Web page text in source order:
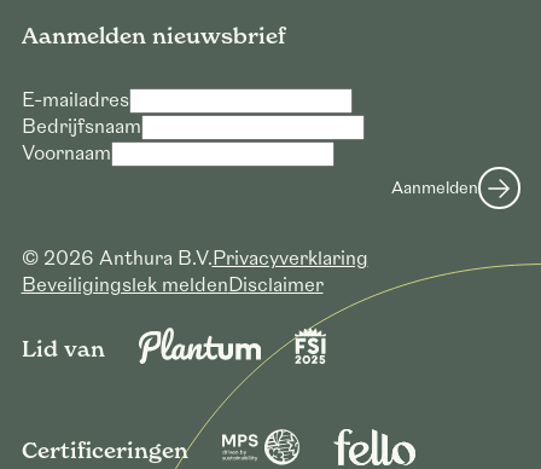
Verzoek voor downloaden hoge
E-mailadres *
Bedrijfsnaam *
Aanmelden nieuwsbrief
E-mailadres
Bedrijfsnaam
Voornaam
Aanmelden
© 2026 Anthura B.V.Privacyverklaring
Beveiligingslek meldenDisclaimer
Lid van
Certificeringen